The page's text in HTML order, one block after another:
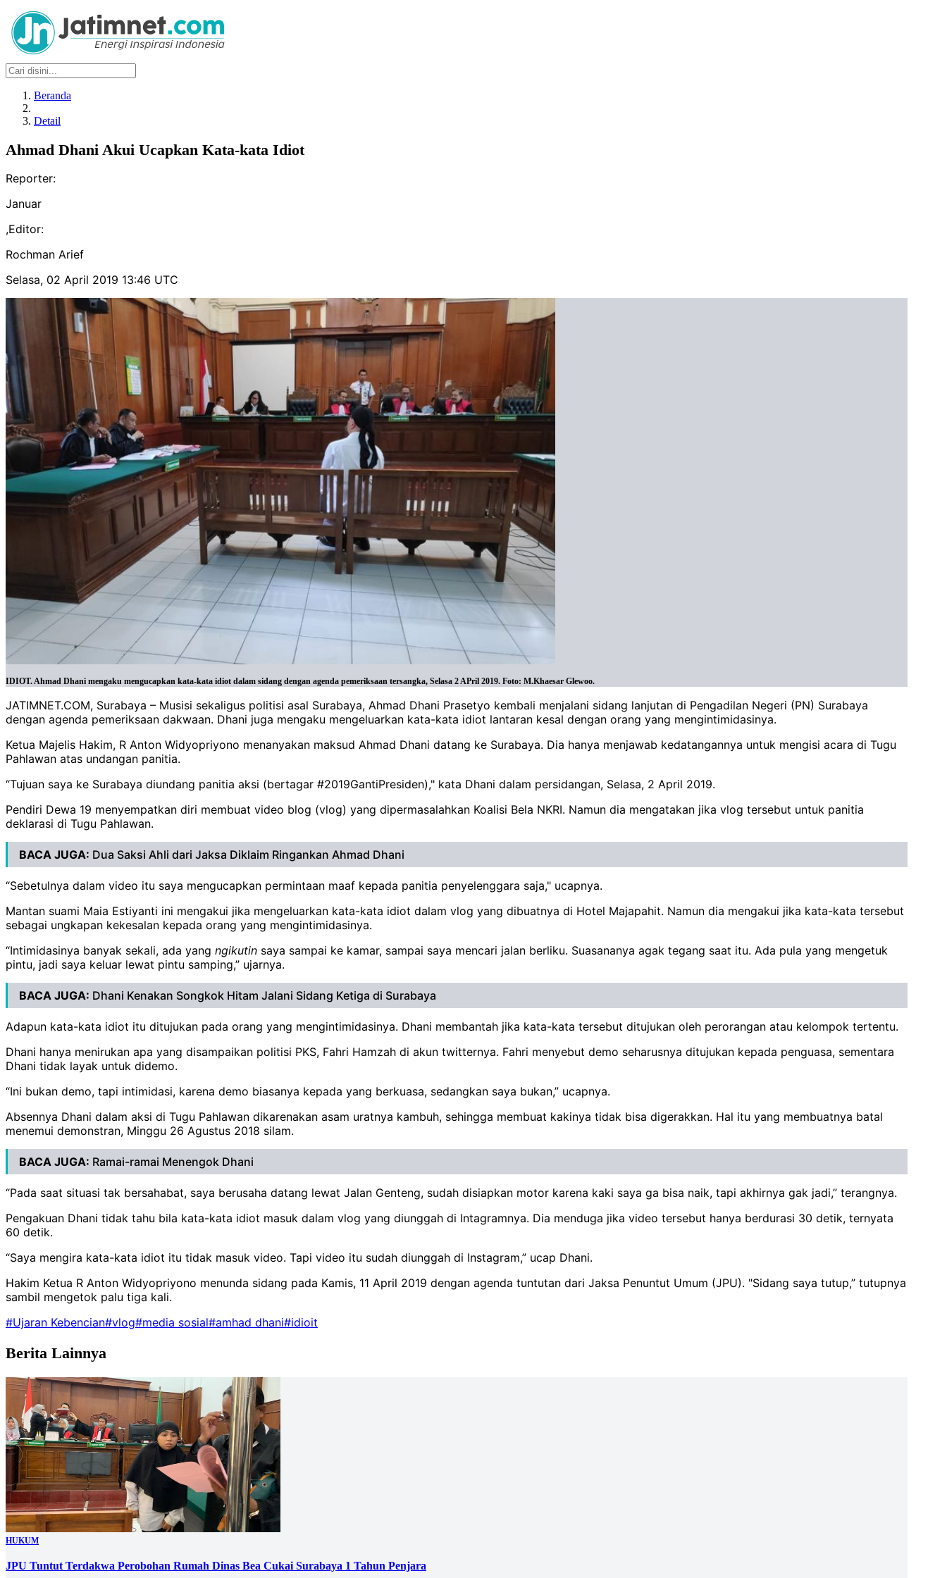
Beranda
Detail
Ahmad Dhani Akui Ucapkan Kata-kata Idiot
Reporter:
Januar
,Editor:
Rochman Arief
Selasa, 02 April 2019 13:46 UTC
IDIOT. Ahmad Dhani mengaku mengucapkan kata-kata idiot dalam sidang dengan agenda pemeriksaan tersangka, Selasa 2 APril 2019. Foto: M.Khaesar Glewoo.
JATIMNET.COM, Surabaya – Musisi sekaligus politisi asal Surabaya, Ahmad Dhani Prasetyo kembali menjalani sidang lanjutan di Pengadilan Negeri (PN) Surabaya
dengan agenda pemeriksaan dakwaan. Dhani juga mengaku mengeluarkan kata-kata idiot lantaran kesal dengan orang yang mengintimidasinya.
Ketua Majelis Hakim, R Anton Widyopriyono menanyakan maksud Ahmad Dhani datang ke Surabaya. Dia hanya menjawab kedatangannya untuk mengisi acara di Tugu
Pahlawan atas undangan panitia.
“Tujuan saya ke Surabaya diundang panitia aksi (bertagar #2019GantiPresiden)," kata Dhani dalam persidangan, Selasa, 2 April 2019.
Pendiri Dewa 19 menyempatkan diri membuat video blog (vlog) yang dipermasalahkan Koalisi Bela NKRI. Namun dia mengatakan jika vlog tersebut untuk panitia
deklarasi di Tugu Pahlawan.
BACA JUGA: Dua Saksi Ahli dari Jaksa Diklaim Ringankan Ahmad Dhani
“Sebetulnya dalam video itu saya mengucapkan permintaan maaf kepada panitia penyelenggara saja," ucapnya.
Mantan suami Maia Estiyanti ini mengakui jika mengeluarkan kata-kata idiot dalam vlog yang dibuatnya di Hotel Majapahit. Namun dia mengakui jika kata-kata tersebut
sebagai ungkapan kekesalan kepada orang yang mengintimidasinya.
“Intimidasinya banyak sekali, ada yang ngikutin saya sampai ke kamar, sampai saya mencari jalan berliku. Suasananya agak tegang saat itu. Ada pula yang mengetuk
pintu, jadi saya keluar lewat pintu samping,” ujarnya.
BACA JUGA: Dhani Kenakan Songkok Hitam Jalani Sidang Ketiga di Surabaya
Adapun kata-kata idiot itu ditujukan pada orang yang mengintimidasinya. Dhani membantah jika kata-kata tersebut ditujukan oleh perorangan atau kelompok tertentu.
Dhani hanya menirukan apa yang disampaikan politisi PKS, Fahri Hamzah di akun twitternya. Fahri menyebut demo seharusnya ditujukan kepada penguasa, sementara
Dhani tidak layak untuk didemo.
“Ini bukan demo, tapi intimidasi, karena demo biasanya kepada yang berkuasa, sedangkan saya bukan,” ucapnya.
Absennya Dhani dalam aksi di Tugu Pahlawan dikarenakan asam uratnya kambuh, sehingga membuat kakinya tidak bisa digerakkan. Hal itu yang membuatnya batal
menemui demonstran, Minggu 26 Agustus 2018 silam.
BACA JUGA: Ramai-ramai Menengok Dhani
“Pada saat situasi tak bersahabat, saya berusaha datang lewat Jalan Genteng, sudah disiapkan motor karena kaki saya ga bisa naik, tapi akhirnya gak jadi,” terangnya.
Pengakuan Dhani tidak tahu bila kata-kata idiot masuk dalam vlog yang diunggah di Intagramnya. Dia menduga jika video tersebut hanya berdurasi 30 detik, ternyata
60 detik.
“Saya mengira kata-kata idiot itu tidak masuk video. Tapi video itu sudah diunggah di Instagram,” ucap Dhani.
Hakim Ketua R Anton Widyopriyono menunda sidang pada Kamis, 11 April 2019 dengan agenda tuntutan dari Jaksa Penuntut Umum (JPU). "Sidang saya tutup,” tutupnya
sambil mengetok palu tiga kali.
#Ujaran Kebencian#vlog#media sosial#amhad dhani#idioit
Berita Lainnya
HUKUM
JPU Tuntut Terdakwa Perobohan Rumah Dinas Bea Cukai Surabaya 1 Tahun Penjara